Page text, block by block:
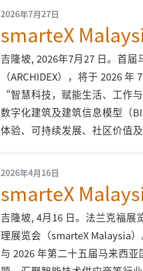
2026年7月27日
smarteX
吉隆坡, 2026年7月27 日。首
（ARCHIDEX），将于 2026
“智慧科技，赋能生活、工作
数字化建筑及建筑信息模型（
体验、可持续发展、社区价值
2026年4月16日
smarteX
吉隆坡, 4月16 日。法兰克福
理展览会（smarteX Malaysia
与 2026 年第二十五届马来西